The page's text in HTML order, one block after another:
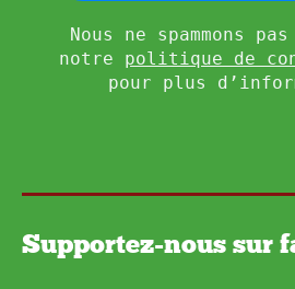
Nous ne spammons
notre politique de
pour plus
Supportez-nous sur